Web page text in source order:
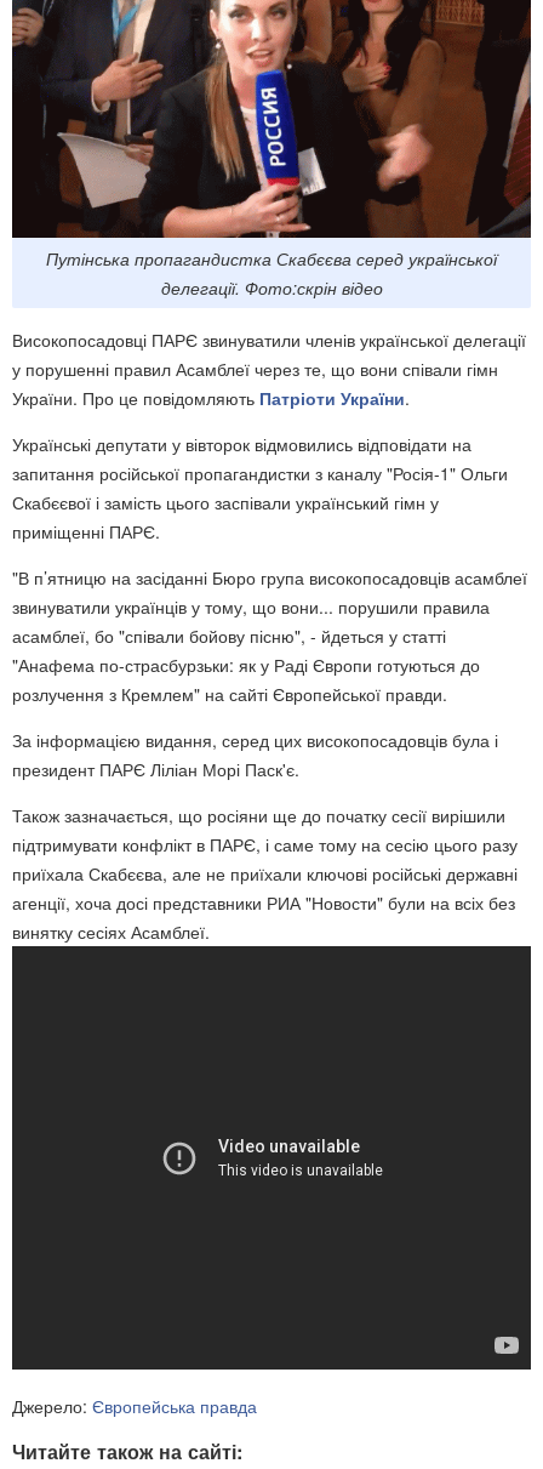
Путінська пропагандистка Скабєєва серед української
делегації. Фото:скрін відео
Високопосадовці ПАРЄ звинуватили членів української делегації
у порушенні правил Асамблеї через те, що вони співали гімн
України. Про це повідомляють Патріоти України.
Українські депутати у вівторок відмовились відповідати на
запитання російської пропагандистки з каналу "Росія-1" Ольги
Скабєєвої і замість цього заспівали український гімн у
приміщенні ПАРЄ.
"В п’ятницю на засіданні Бюро група високопосадовців асамблеї
звинуватили українців у тому, що вони... порушили правила
асамблеї, бо "співали бойову пісню", - йдеться у статті
"Анафема по-страсбурзьки: як у Раді Європи готуються до
розлучення з Кремлем" на сайті Європейської правди.
За інформацією видання, серед цих високопосадовців була і
президент ПАРЄ Ліліан Морі Паск'є.
Також зазначається, що росіяни ще до початку сесії вирішили
підтримувати конфлікт в ПАРЄ, і саме тому на сесію цього разу
приїхала Скабєєва, але не приїхали ключові російські державні
агенції, хоча досі представники РИА "Новости" були на всіх без
винятку сесіях Асамблеї.
Джерело: Європейська правда
Читайте також на сайті: